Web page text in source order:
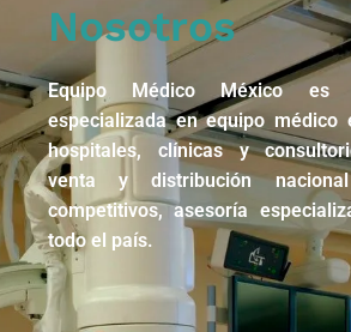
Nosotros
Equipo Médico México es
especializada en equipo médico
hospitales, clínicas y
venta y distribución
competitivos, asesoría
todo el país.